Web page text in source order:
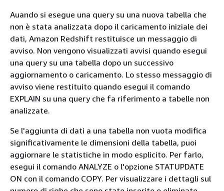
Auando si esegue una query su una nuova tabella che
non è stata analizzata dopo il caricamento iniziale dei
dati, Amazon Redshift restituisce un messaggio di
avviso. Non vengono visualizzati avvisi quando esegui
una query su una tabella dopo un successivo
aggiornamento o caricamento. Lo stesso messaggio di
avviso viene restituito quando esegui il comando
EXPLAIN su una query che fa riferimento a tabelle non
analizzate.
Se l'aggiunta di dati a una tabella non vuota modifica
significativamente le dimensioni della tabella, puoi
aggiornare le statistiche in modo esplicito. Per farlo,
esegui il comando ANALYZE o l'opzione STATUPDATE
ON con il comando COPY. Per visualizzare i dettagli sul